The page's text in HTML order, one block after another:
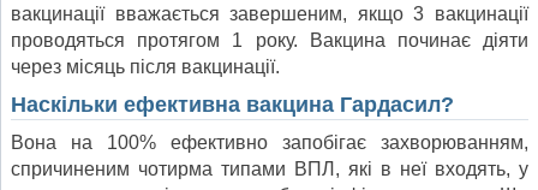
вакцинації вважається завершеним, якщо 3 вакцинації
проводяться протягом 1 року. Вакцина починає діяти
через місяць після вакцинації.
Наскільки ефективна вакцина Гардасил?
Вона на 100% ефективно запобігає захворюванням,
спричиненим чотирма типами ВПЛ, які в неї входять, у